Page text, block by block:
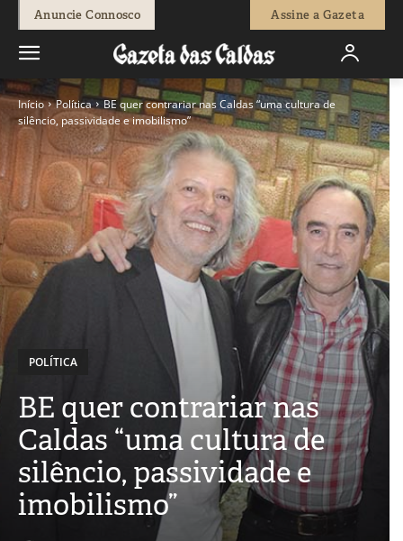
Anuncie Connosco Assine a Gazeta
Início Política
BE quer contrariar nas Caldas “uma cultura de
silêncio, passividade e imobilismo”
POLÍTICA
BE quer contrariar nas
Caldas “uma cultura de
silêncio, passividade e
imobilismo”